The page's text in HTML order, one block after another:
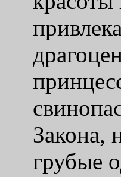
драгоце
Закона,
грубые